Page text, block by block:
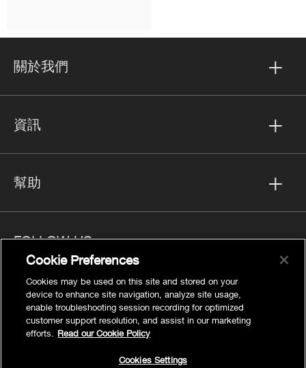
關於我們
資訊
幫助
FOLLOW US
隱私
Cookies Settings
Cookie Preferences
Cookies may be used on this site and stored on your
device to enhance site navigation, analyze site usage,
enable troubleshooting session recording for optimized
customer support resolution, and assist in our marketing
efforts.
Read our Cookie Policy
Cookies Settings